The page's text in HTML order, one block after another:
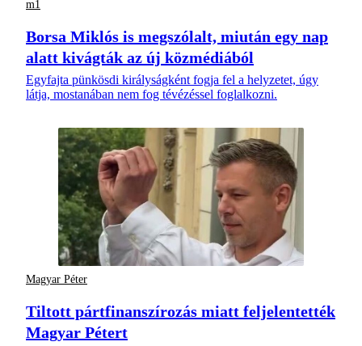
m1
Borsa Miklós is megszólalt, miután egy nap
alatt kivágták az új közmédiából
Egyfajta pünkösdi királyságként fogja fel a helyzetet, úgy
látja, mostanában nem fog tévézéssel foglalkozni.
Magyar Péter
Tiltott pártfinanszírozás miatt feljelentették
Magyar Pétert